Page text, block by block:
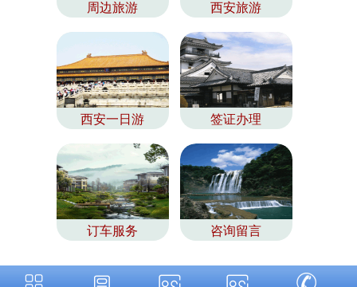
周边旅游 西安旅游
西安一日游 签证办理
订车服务 咨询留言